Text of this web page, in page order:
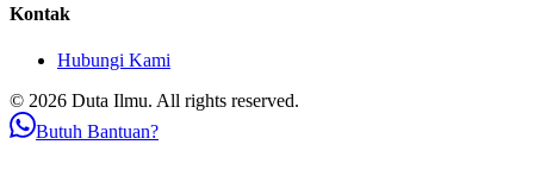
Kontak
Hubungi Kami
© 2026 Duta Ilmu. All rights reserved.
Butuh Bantuan?